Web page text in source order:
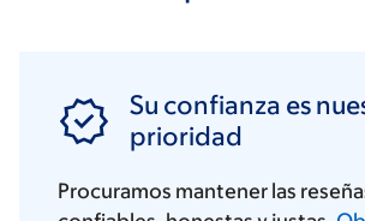
Su confianza es
prioridad
Procuramos mantener las